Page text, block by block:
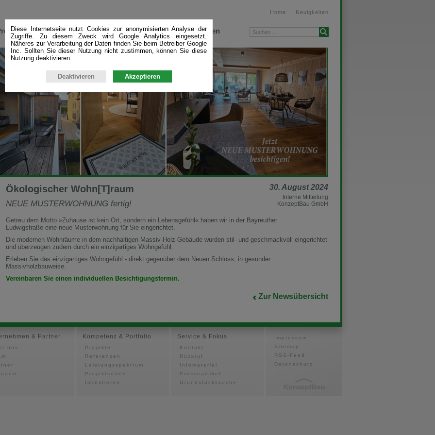
Home Neuigkeiten
Leistungen Referenzen Unternehmen Suchen …
30. August 2024
Interne Mitteilung
KonzeptBau GmbH
Ökologischer Wohn[T]raum
NEUE MUSTERWOHNUNG fertig!
Getreu dem Motto »Zuhause ist kein Ort, sondern ein Lebensgefühl« haben wir in der Bayreuther
Ludwigstraße eine neue Musterwohnung für Sie eingerichtet.
Die modernen Wohnräume in dem nachhaltigen Massiv-Holz-Gebäude wurden stil- und geschmackvoll eingerichtet
und überzeugen zudem durch ein einzigartiges Wohngefühl.
Erleben Sie das einzigartiges Wohngefühl - direkt gegenüber dem Neuen Schloss, in gesunder
Massivholzbauweise.
Vereinbaren Sie einen individuellen Besichtigungstermin.
Zur Newsübersicht
& Partner
uns
Kompetenz & Portfolio
Projekte
Referenzen
Leistungsspektrum
Projektseiten
Investieren
Service & Fokus
Kontakt
Rückruf
Infomaterial
Presseartikel
Grundstückssuche
Impressum
Sitemap
RSS-Feed
Datenschutz
Diese Internetseite nutzt Cookies zur anonymisierten Analyse der
Zugriffe. Zu diesem Zweck wird Google Analytics eingesetzt.
Näheres zur Verarbeitung der Daten finden Sie beim Betreiber Google
Inc. Sollten Sie dieser Nutzung nicht zustimmen, können Sie diese
Nutzung deaktivieren.
Deaktivieren Akzeptieren